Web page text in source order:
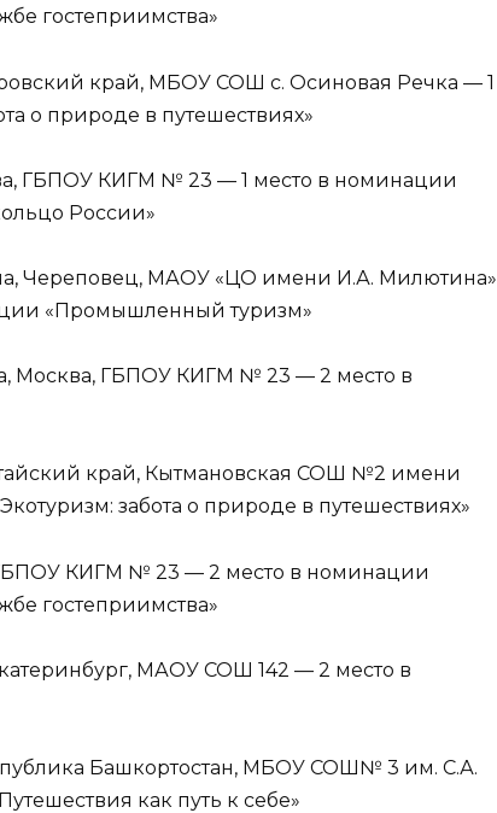
гостеприимства»
край, МБОУ СОШ с. Осиновая Речка — 1
о природе в путешествиях»
ГБПОУ КИГМ № 23 — 1 место в номинации
России»
Череповец, МАОУ «ЦО имени И.А. Милютина»
«Промышленный туризм»
Москва, ГБПОУ КИГМ № 23 — 2 место в
край, Кытмановская СОШ №2 имени
забота о природе в путешествиях»
КИГМ № 23 — 2 место в номинации
гостеприимства»
МАОУ СОШ 142 — 2 место в
Башкортостан, МБОУ СОШ№ 3 им. С.А.
как путь к себе»